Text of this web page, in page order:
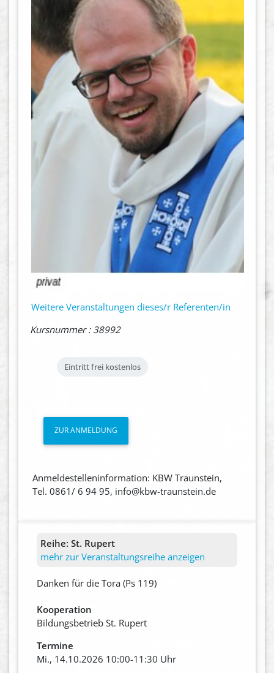
Weitere Veranstaltungen dieses/r Referenten/in
Kursnummer : 38992
Eintritt frei kostenlos
ZUR ANMELDUNG
Anmeldestelleninformation: KBW Traunstein,
Tel. 0861/ 6 94 95, info@kbw-traunstein.de
Reihe: St. Rupert
mehr zur Veranstaltungsreihe anzeigen
Danken für die Tora (Ps 119)
Kooperation
Bildungsbetrieb St. Rupert
Termine
Mi., 14.10.2026 10:00-11:30 Uhr